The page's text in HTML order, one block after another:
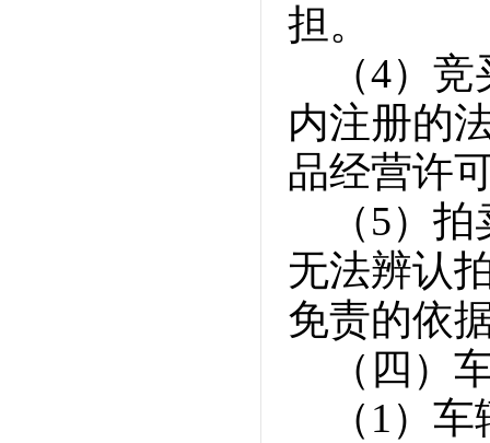
担。
（4）
内注册的
品经营许
（5）
无法辨认
免责的依
（四）
（1）